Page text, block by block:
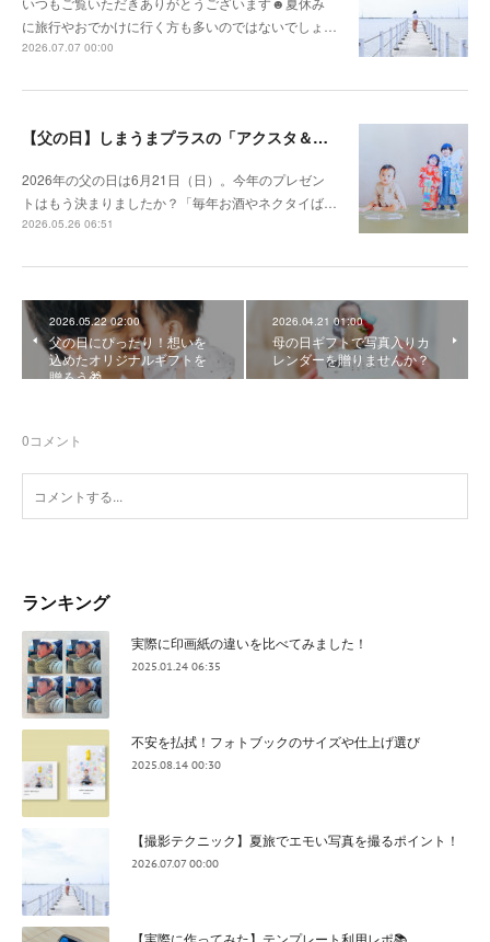
に旅行やおでかけに行く方も多いのではないでしょ…
2026.07.07 00:00
【父の日】しまうまプラスの「アクスタ＆ステッカー」で、プレゼントのマンネリ解消！
2026年の父の日は6月21日（日）。今年のプレゼン
トはもう決まりましたか？「毎年お酒やネクタイば…
2026.05.26 06:51
2026.05.22 02:00
父の日にぴったり！想いを
込めたオリジナルギフトを
贈ろう🎁
2026.04.21 01:00
母の日ギフトで写真入りカ
レンダーを贈りませんか？
0コメント
ランキング
実際に印画紙の違いを比べてみました！
2025.01.24 06:35
不安を払拭！フォトブックのサイズや仕上げ選び
2025.08.14 00:30
【撮影テクニック】夏旅でエモい写真を撮るポイント！
2026.07.07 00:00
【実際に作ってみた】テンプレート利用レポ📚